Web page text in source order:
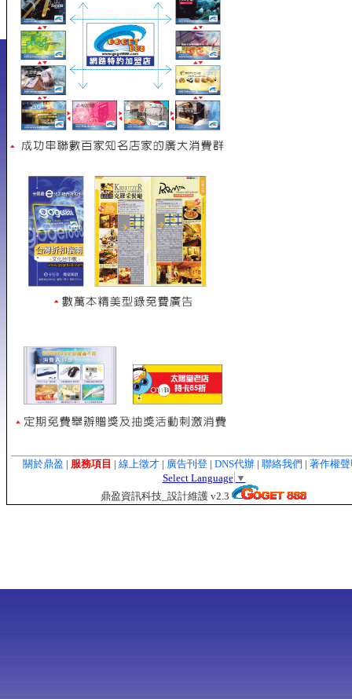
關於鼎盈 | 服務項目 | 線上徵才 | 廣告刊登 | DNS代辦 | 聯絡我們 | 著作
Select Language ▼
鼎盈資訊科技_設計維護 v2.3